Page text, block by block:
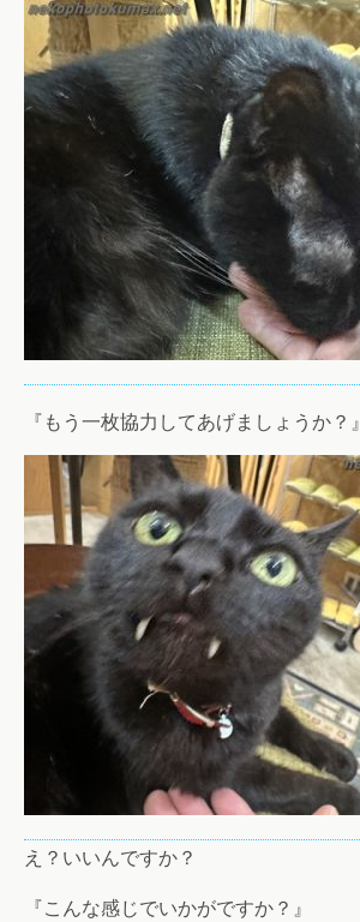
『もう一枚協力してあげましょうか？』
え？いいんですか？
『こんな感じでいかがですか？』